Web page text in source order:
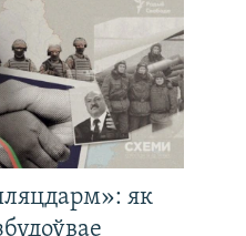
як